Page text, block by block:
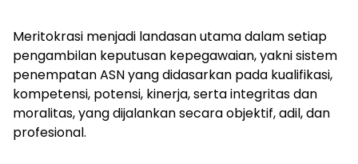
Meritokrasi menjadi landasan utama dalam setiap
pengambilan keputusan kepegawaian, yakni sistem
penempatan ASN yang didasarkan pada kualifikasi,
kompetensi, potensi, kinerja, serta integritas dan
moralitas, yang dijalankan secara objektif, adil, dan
profesional.